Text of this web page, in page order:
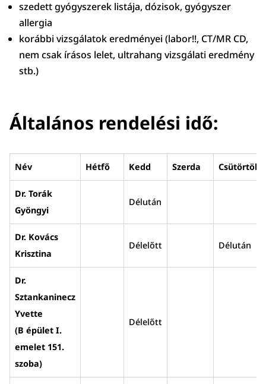
szedett gyógyszerek listája, dózisok, gyógyszer
allergia
korábbi vizsgálatok eredményei (labor!!, CT/MR CD,
nem csak írásos lelet, ultrahang vizsgálati eredmény
stb.)
Általános rendelési idő:
Név Hétfő Kedd Szerda Csütörtök
Dr. Torák
Gyöngyi
Délután
Dr. Kovács
Krisztina
Délelőtt Délután
Dr.
Sztankaninecz
Yvette
(B épület I.
emelet 151.
szoba)
Délelőtt